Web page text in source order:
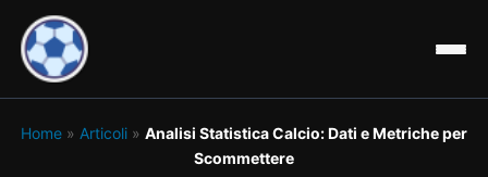
Home » Articoli » Analisi Statistica Calcio: Dati e Metriche per
Scommettere